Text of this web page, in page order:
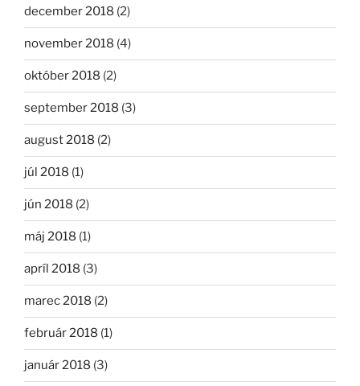
december 2018 (2)
november 2018 (4)
október 2018 (2)
september 2018 (3)
august 2018 (2)
júl 2018 (1)
jún 2018 (2)
máj 2018 (1)
apríl 2018 (3)
marec 2018 (2)
február 2018 (1)
január 2018 (3)